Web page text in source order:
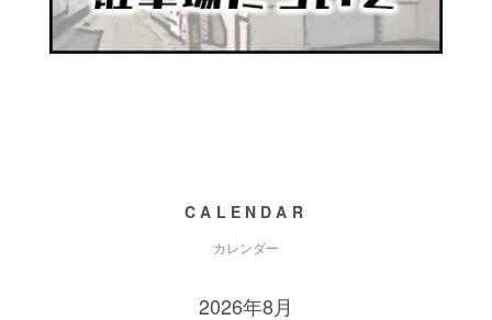
CALENDAR
カレンダー
2026年8月